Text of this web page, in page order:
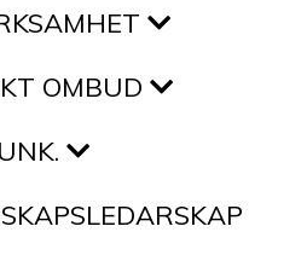
OMBUD